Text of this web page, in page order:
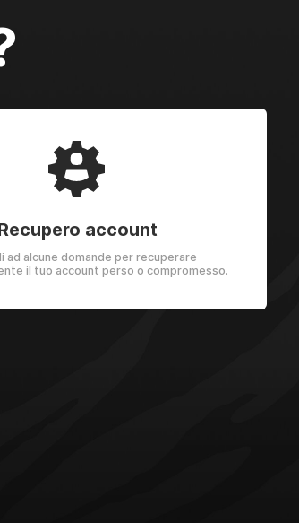
account
ad alcune domande per recuperare
il tuo account perso o compromesso.